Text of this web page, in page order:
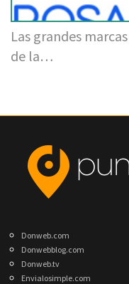
Las grandes
de la…
Donweb.com
Donwebblog.com
Donweb.tv
Envialosimple.com